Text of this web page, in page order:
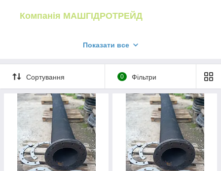
Компанія МАШГІДРОТРЕЙД
реалізує рукави (труби) для земснарядів (пульпопроводів)
Вся продукція пройшла випробування, вона сертифікована
та має паспорти якості. Цей принцип роботи допомагає
нашим клієнтам бути впевненими в продукції, яка буде
тривалий час.
Найкращі ціни, швидка доставка по всій території України!
Показати все
Сортування 0 Фільтри